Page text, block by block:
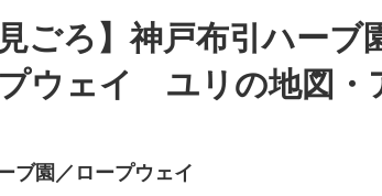
見ごろ】神戸布引ハーブ
ウェイ ユリの地図・
ブ園／ロープウェイ